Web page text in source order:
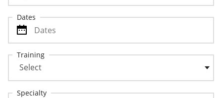
Dates
Training
Specialty